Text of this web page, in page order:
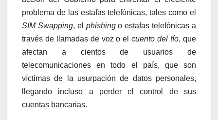
problema de las estafas telefónicas, tales como el
SIM Swapping, el phishingo estafas telefónicas a
través de llamadas de voz o elcuento del tío, que
afectan a cientos de usuarios de
telecomunicaciones en todo el país, que son
víctimas de la usurpación de datos personales,
llegando incluso a perder el control de sus
cuentas bancarias.